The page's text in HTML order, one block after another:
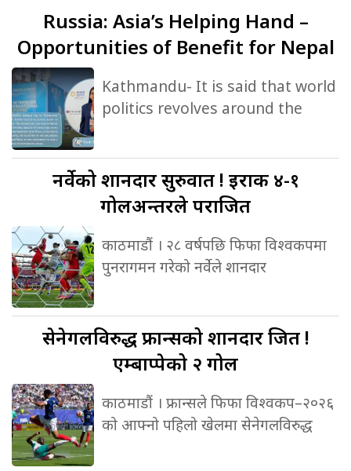
Russia: Asia’s Helping Hand –
Opportunities of Benefit for Nepal
Kathmandu- It is said that world
politics revolves around the
नर्वेकोशानदार सुरुवात ! इराक ४-१
गोलअन्तरले पराजित
काठमाडौं । २८ वर्षपछि फिफा विश्वकपमा
पुनरागमन गरेको नर्वेले शानदार
सेनेगलविरुद्धफ्रान्सको शानदार जित !
एम्बाप्पेको २ गोल
काठमाडौं । फ्रान्सले फिफा विश्वकप–२०२६
को आफ्नो पहिलो खेलमा सेनेगलविरुद्ध